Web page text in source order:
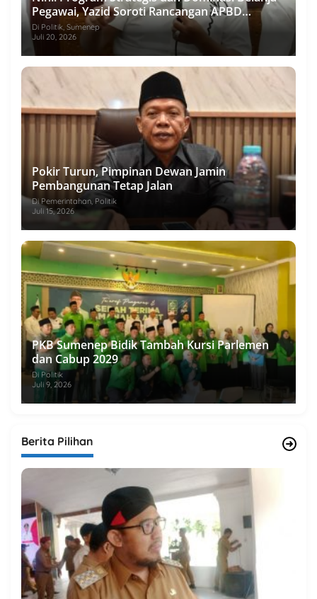
Pegawai, Yazid Soroti Rancangan APBD
Sumenep 2027
Di Politik, Sumenep
Juli 20, 2026
Pokir Turun, Pimpinan Dewan Jamin
Pembangunan Tetap Jalan
Di Pemerintahan, Politik
Juli 15, 2026
PKB Sumenep Bidik Tambah Kursi Parlemen
dan Cabup 2029
Di Politik
Juli 9, 2026
Berita Pilihan